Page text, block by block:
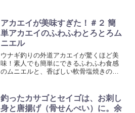
アカエイが美味すぎた！＃２ 簡
単アカエイのふわふわとろとろム
ニエル
ウナギ釣りの外道アカエイが驚くほど美
味！素人でも簡単にできるふわふわ食感
のムニエルと、香ばしい軟骨塩焼きの作
釣ったカサゴとセイゴは、お刺し
身と唐揚げ（骨せんべい）に。余